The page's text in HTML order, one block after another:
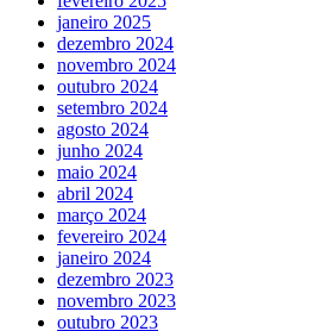
janeiro 2025
dezembro 2024
novembro 2024
outubro 2024
setembro 2024
agosto 2024
junho 2024
maio 2024
abril 2024
março 2024
fevereiro 2024
janeiro 2024
dezembro 2023
novembro 2023
outubro 2023